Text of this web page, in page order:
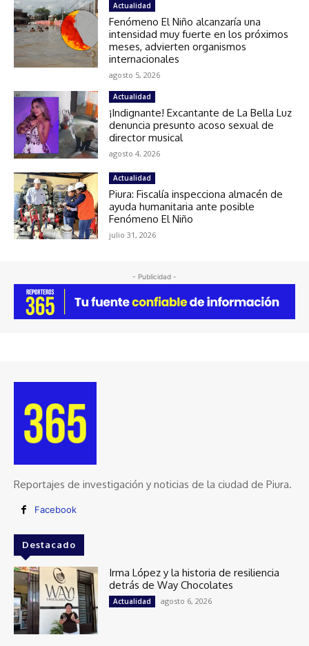
Actualidad
Fenómeno El Niño alcanzaría una
intensidad muy fuerte en los próximos
meses, advierten organismos
internacionales
agosto 5, 2026
Actualidad
¡Indignante! Excantante de La Bella Luz
denuncia presunto acoso sexual de
director musical
agosto 4, 2026
Actualidad
Piura: Fiscalía inspecciona almacén de
ayuda humanitaria ante posible
Fenómeno El Niño
julio 31, 2026
- Publicidad -
Reportajes de investigación y noticias de la ciudad de Piura.
Facebook
Destacado
Irma López y la historia de resiliencia
detrás de Way Chocolates
Actualidad agosto 6, 2026